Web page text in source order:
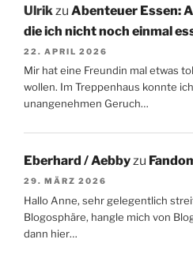
Ulrik zu Abenteuer Essen:
die ich nicht noch einmal
22. APRIL 2026
Mir hat eine Freundin mal etwas
wollen. Im Treppenhaus konnte
unangenehmen Geruch…
Eberhard / Aebbyzu
29. MÄRZ 2026
Hallo Anne, sehr gelegentlich
Blogosphäre, hangle mich von
dann hier…